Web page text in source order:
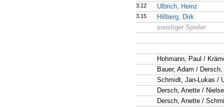
3.12 Ulbrich, Heinz
3.15
Hillberg, Dirk
sonstiger Spieler
Hohmann, Paul /
Bauer, Adam /
Schmidt, Jan-Lukas /
Dersch, Anette /
Dersch, Anette /